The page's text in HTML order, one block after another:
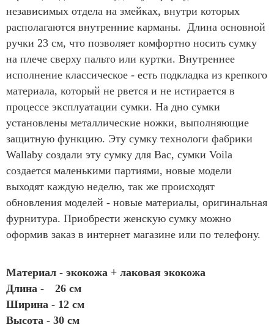
независимых отдела на змейках, внутри которых
располагаются внутренние карманы. Длина основной
ручки 23 см, что позволяет комфортно носить сумку
на плече сверху пальто или куртки. Внутреннее
исполнение классическое - есть подкладка из крепкого
материала, который не рвется и не истирается в
процессе эксплуатации сумки. На дно сумки
установлены металлические ножки, выполняющие
защитную функцию. Эту сумку технологи фабрики
Wallaby создали эту сумку для Вас, сумки Voila
создается маленькими партиями, новые модели
выходят каждую неделю, так же происходят
обновления моделей - новые материалы, оригинальная
фурнитура. Приобрести женскую сумку можно
оформив заказ в интернет магазине или по телефону.
Материал - экокожа + лаковая экокожа
Длина -
26 см
Ширина - 12 см
Высота - 30 см